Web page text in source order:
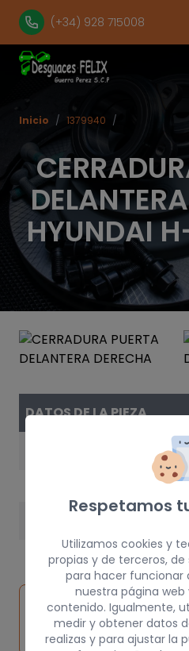
(+34) 928 715008
HYUNDAI
Inicio / 1379940 /
DATOS DE LA PIEZA
Inspeccionar
vehículo de
origen
Respetamos
Utilizamos cookies y
propias y de terceros,
para hacer funcionar
nuestra página web
contenido. Igualmente,
medir y obtener datos
realizas y para ajustar la